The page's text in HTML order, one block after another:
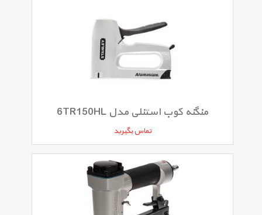
منگنه کوب استنلی مدل 6TR150HL
تماس بگیرید